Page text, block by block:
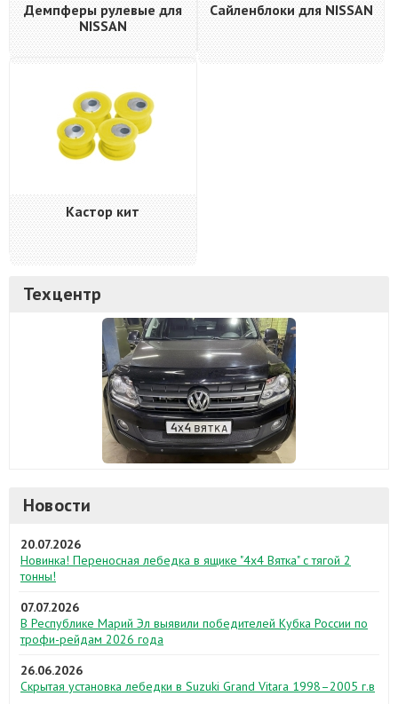
Демпферы рулевые для
NISSAN
Сайленблоки для NISSAN
Кастор кит
Техцентр
Новости
20.07.2026
Новинка! Переносная лебедка в ящике "4х4 Вятка" с тягой 2
тонны!
07.07.2026
В Республике Марий Эл выявили победителей Кубка России по
трофи-рейдам 2026 года
26.06.2026
Скрытая установка лебедки в Suzuki Grand Vitara 1998–2005 г.в